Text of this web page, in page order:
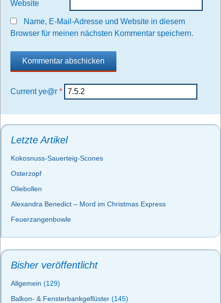
Website
Name, E-Mail-Adresse und Website in diesem
Browser für meinen nächsten Kommentar speichern.
Current ye@r *
Letzte Artikel
Kokosnuss-Sauerteig-Scones
Osterzopf
Oliebollen
Alexandra Benedict – Mord im Christmas Express
Feuerzangenbowle
Bisher veröffentlicht
Allgemein (129)
Balkon- & Fensterbankgeflüster (145)